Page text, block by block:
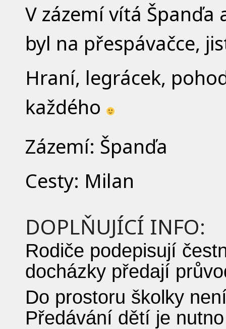
V zázemí vítá
byl na přespávačce,
Hraní, legrácek,
každého
Zázemí: Španďa
Cesty: Milan
DOPLŇUJÍCÍ INFO:
Rodiče podepisují
docházky předají
Do prostoru školky
Předávání dětí je